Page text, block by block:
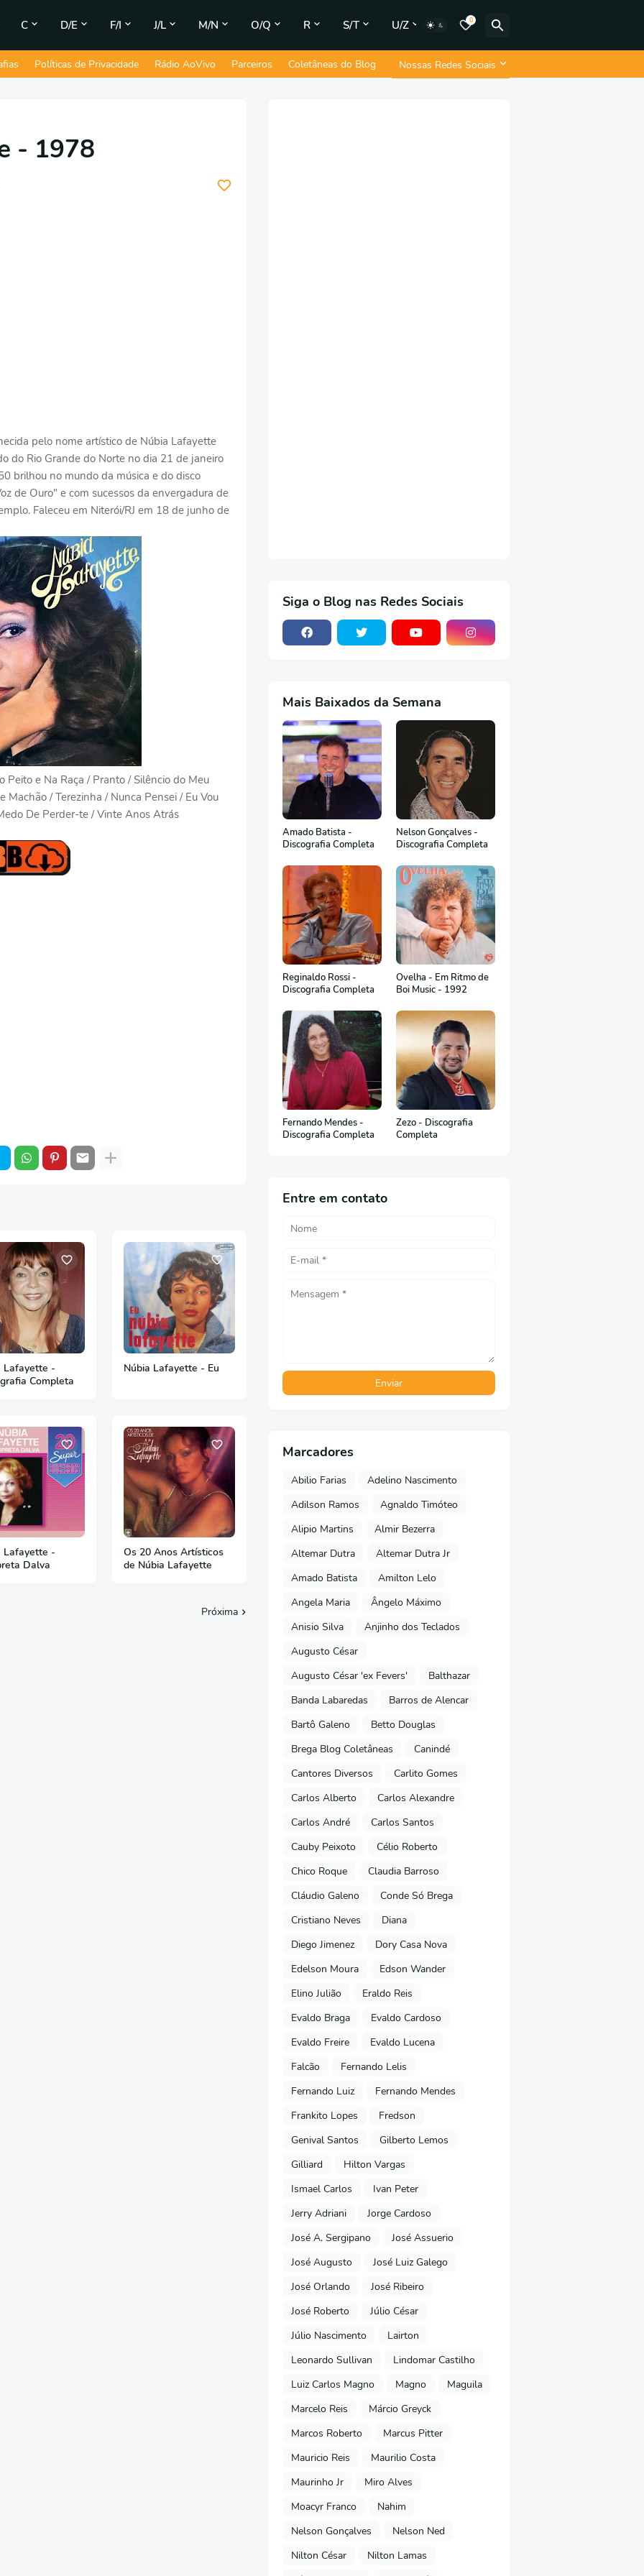
C D/E F/I J/L M/N O/Q R S/T U/Z 0
Políticas de Privacidade Rádio AoVivo Parceiros Coletâneas do Blog Nossas Redes Sociais
- 1978
pelo nome artístico de Núbia Lafayette
do Rio Grande do Norte no dia 21 de janeiro
brilhou no mundo da música e do disco
de Ouro" e com sucessos da envergadura de
Faleceu em Niterói/RJ em 18 de junho de
Peito e Na Raça / Pranto / Silêncio do Meu
Machão / Terezinha / Nunca Pensei / Eu Vou
De Perder-te / Vinte Anos Atrás
Lafayette -
Completa
Núbia Lafayette - Eu
Lafayette -
Dalva
Os 20 Anos Artísticos
de Núbia Lafayette
Próxima
Siga o Blog nas Redes Sociais
Mais Baixados da Semana
Amado Batista -
Discografia Completa
Nelson Gonçalves -
Discografia Completa
Reginaldo Rossi -
Discografia Completa
Ovelha - Em Ritmo de
Boi Music - 1992
Fernando Mendes -
Discografia Completa
Zezo - Discografia
Completa
Entre em contato
Marcadores
Abilio Farias
Adelino Nascimento
Adilson Ramos
Agnaldo Timóteo
Alipio Martins
Almir Bezerra
Altemar Dutra
Altemar Dutra Jr
Amado Batista
Amilton Lelo
Angela Maria
Ângelo Máximo
Anisio Silva
Anjinho dos Teclados
Augusto César
Augusto César 'ex Fevers'
Balthazar
Banda Labaredas
Barros de Alencar
Bartô Galeno
Betto Douglas
Brega Blog Coletâneas
Canindé
Cantores Diversos
Carlito Gomes
Carlos Alberto
Carlos Alexandre
Carlos André
Carlos Santos
Cauby Peixoto
Célio Roberto
Chico Roque
Claudia Barroso
Cláudio Galeno
Conde Só Brega
Cristiano Neves
Diana
Diego Jimenez
Dory Casa Nova
Edelson Moura
Edson Wander
Elino Julião
Eraldo Reis
Evaldo Braga
Evaldo Cardoso
Evaldo Freire
Evaldo Lucena
Falcão
Fernando Lelis
Fernando Luiz
Fernando Mendes
Frankito Lopes
Fredson
Genival Santos
Gilberto Lemos
Gilliard
Hilton Vargas
Ismael Carlos
Ivan Peter
Jerry Adriani
Jorge Cardoso
José A. Sergipano
José Assuerio
José Augusto
José Luiz Galego
José Orlando
José Ribeiro
José Roberto
Júlio César
Júlio Nascimento
Lairton
Leonardo Sullivan
Lindomar Castilho
Luiz Carlos Magno
Magno
Maguila
Marcelo Reis
Márcio Greyck
Marcos Roberto
Marcus Pitter
Mauricio Reis
Maurilio Costa
Maurinho Jr
Miro Alves
Moacyr Franco
Nahim
Nelson Gonçalves
Nelson Ned
Nilton César
Nilton Lamas